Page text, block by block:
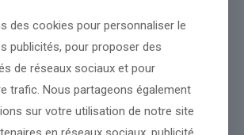
loi sur le mariage homosexuel est promulguée
continuerons à partager nos observations
des cookies pour personnaliser le
publicités, pour proposer des
de réseaux sociaux et pour
trafic. Nous partageons également
sur votre utilisation de notre site